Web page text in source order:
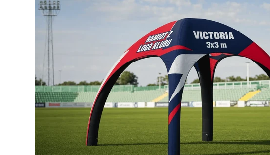
Sprzęt i odzież piłkarska Zina
🔥 Sklep sportowy (Wkrótce)
Aktywni
Klub PRO